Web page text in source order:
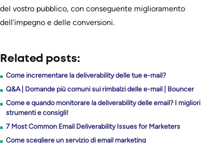
del vostro pubblico, con conseguente miglioramento
dell’impegno e delle conversioni.
Related posts:
Come incrementare la deliverability delle tue e-mail?
Q&A | Domande più comuni sui rimbalzi delle e-mail | Bouncer
Come e quando monitorare la deliverability delle email? I migliori
strumenti e consigli!
7 Most Common Email Deliverability Issues for Marketers
Come scegliere un servizio di email marketing